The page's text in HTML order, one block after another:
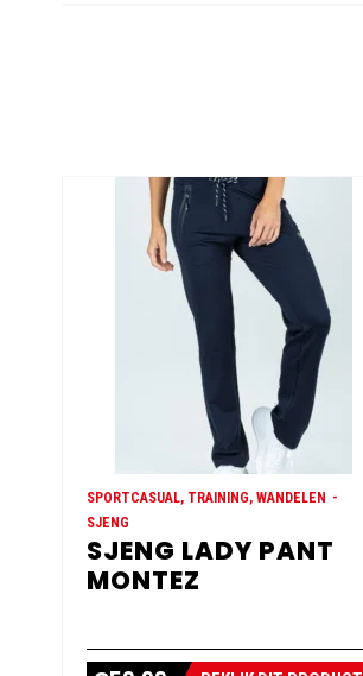
SPORTCASUAL, TRAINING, WANDELEN
SJENG
SJENG LADY PANT
MONTEZ